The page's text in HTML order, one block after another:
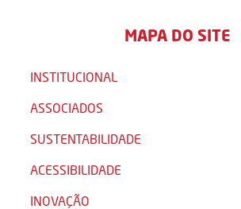
MAPA DO SITE
INSTITUCIONAL
ASSOCIADOS
SUSTENTABILIDADE
ACESSIBILIDADE
INOVAÇÃO